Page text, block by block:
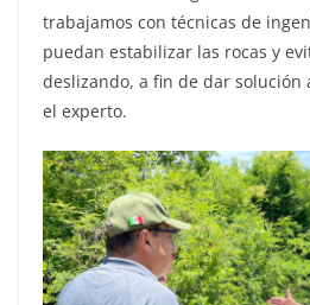
trabajamos con técnicas de
puedan estabilizar las rocas y
deslizando, a fin de dar solución
el experto.